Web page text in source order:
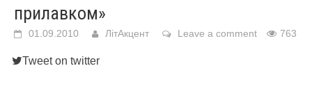
прилавком»
01.09.2010 ЛітАкцент Leave a comment 763
Tweet on twitter